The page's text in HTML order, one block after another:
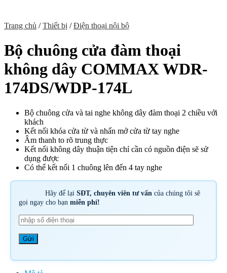
Trang chủ / Thiết bị / Điện thoại nội bộ
Bộ chuông cửa đàm thoại
không dây COMMAX WDR-
174DS/WDP-174L
Bộ chuông cửa và tai nghe không dây đàm thoại 2 chiều với
khách
Kết nối khóa cửa từ và nhấn mở cửa từ tay nghe
Âm thanh to rõ trung thực
Kết nối không dây thuận tiện chỉ cần có nguồn điện sẽ sử
dụng được
Có thể kết nối 1 chuông lên đến 4 tay nghe
Hãy để lạiSĐT, chuyên viên tư vấncủa chúng tôi sẽ
gọi ngay cho bạn miễn phí!